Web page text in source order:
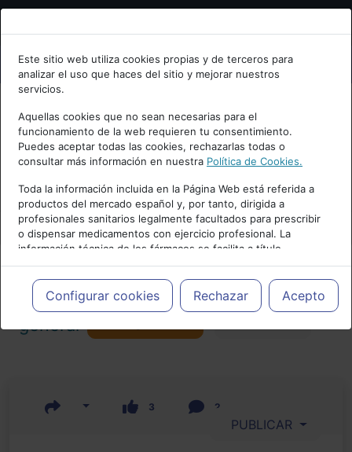
Bienvenid@ a psiquiatria.com
Escribe tu Email
Accede o regístrate con tu email.
Cancelar
Este sitio web utiliza cookies propias y de terceros para
analizar el uso que haces del sitio y mejorar nuestros
servicios.
Aquellas cookies que no sean necesarias para el
funcionamiento de la web requieren tu consentimiento.
Puedes aceptar todas las cookies, rechazarlas todas o
consultar más información en nuestra Política de Cookies.
Toda la información incluida en la Página Web está referida a
productos del mercado español y, por tanto, dirigida a
profesionales sanitarios legalmente facultados para prescribir
o dispensar medicamentos con ejercicio profesional. La
información técnica de los fármacos se facilita a título
meramente informativo, siendo responsabilidad de los
profesionales facultados prescribir medicamentos y decidir, en
cada caso concreto, el tratamiento más adecuado a las
necesidades del paciente.
Configurar cookies Rechazar Acepto
Actualidad y Artículos|Psiquiatría
general
3 2
PUBLICAR